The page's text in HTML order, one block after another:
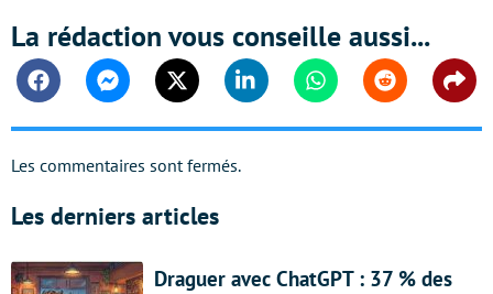
La rédaction vous conseille aussi...
FacebookMessengerTwitter Linkedin WhatsappReddit
Les commentaires sont fermés.
Les derniers articles
Draguer avec ChatGPT : 37 % des